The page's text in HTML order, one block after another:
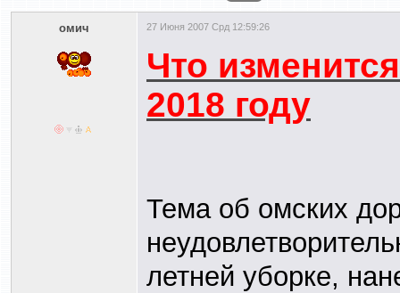
омич 27 Июня 2007 Срд 12:59:26
Что
2018 году
Тема об омских
летней уборке,